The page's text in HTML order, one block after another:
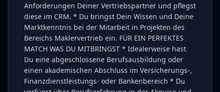
Anforderungen Deiner Vertriebspartner und pflegst
diese im CRM. * Du bringst Dein Wissen und Deine
Marktkenntnis bei der Mitarbeit in Projekten des
Bereichs Maklervertrieb ein. FÜR EIN PERFEKTES
MATCH WAS DU MITBRINGST * Idealerweise hast
Du eine abgeschlossene Berufsausbildung oder
einen akademischen Abschluss im Versicherungs-,
Finanzdienstleistungs- oder Bankenbereich * Du